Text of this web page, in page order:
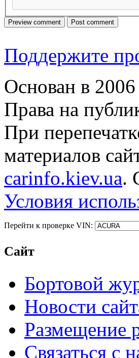
Поддержите
Основан в 2006
Права на
При
материалов
carinfo.kiev.ua.
Условия
Перейти к проверке VIN:
Сайт
Бортовой
Новости
Размещение
Связаться с